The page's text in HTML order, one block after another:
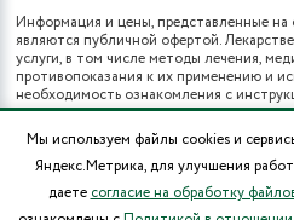
Информация и цены, представленные на
являются публичной офертой.
услуги, в том числе методы лечения,
противопоказания к их применению и
необходимость ознакомления с
получения консультации специалистов.
Все виды медицинских услуг вы также
программы государственных гарантий
медицинской помощи и
гарантий бесплатного оказания
наличии полиса ОМС в муниципальных
Мы используем файлы cookies и
Яндекс.Метрика, для улучшения
даете согласие на обработку